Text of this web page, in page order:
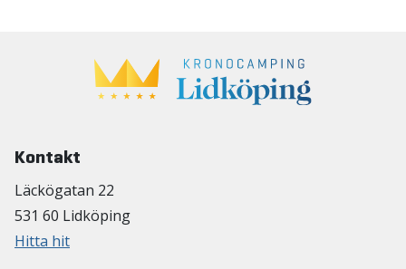
Kontakt
Läckögatan 22
531 60 Lidköping
Hitta hit